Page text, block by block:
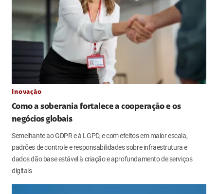
Inovação
Como a soberania fortalece a cooperação e os
negócios globais
Semelhante ao GDPR e à LGPD, e com efeitos em maior escala,
padrões de controle e responsabilidades sobre infraestrutura e
dados dão base estável à criação e aprofundamento de serviços
digitais